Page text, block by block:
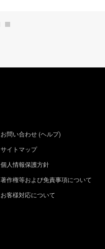
お問い合わせ (ヘルプ)
サイトマップ
個人情報保護方針
著作権等および免責事項について
お客様対応について